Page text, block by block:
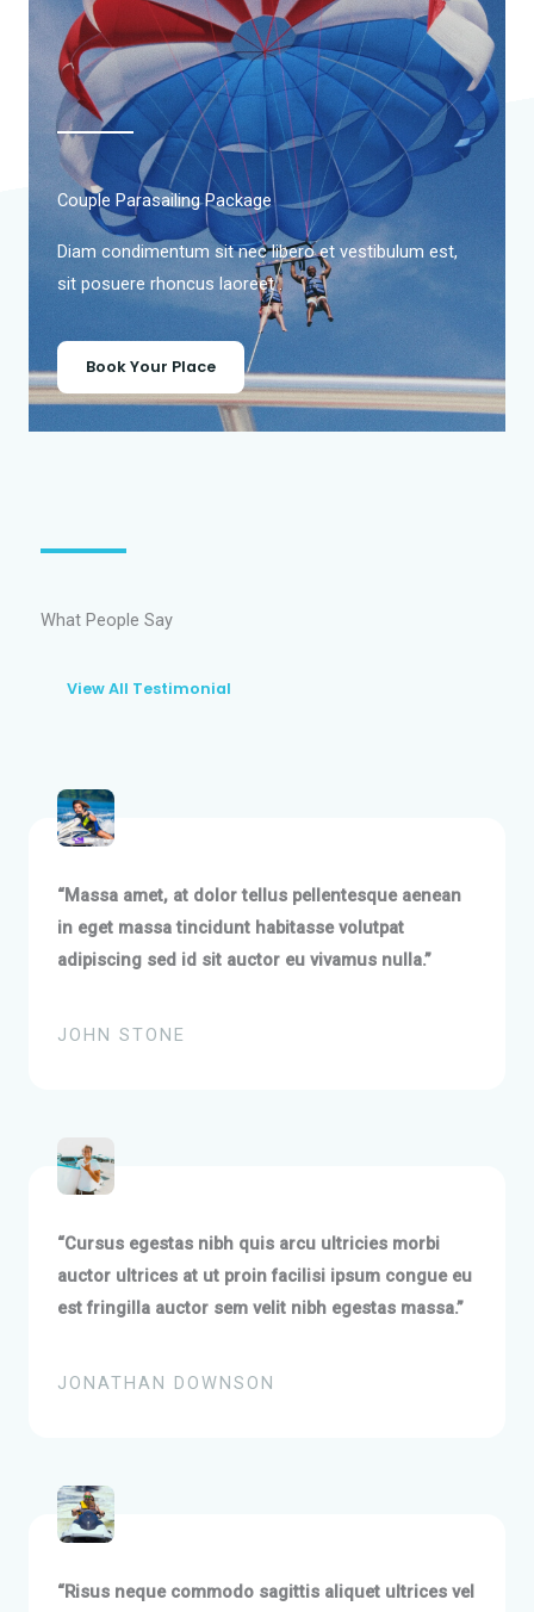
Couple Parasailing Package
Diam condimentum sit nec libero et vestibulum est,
sit posuere rhoncus laoreet .
Book Your Place
What People Say
View All Testimonial
“Massa amet, at dolor tellus pellentesque aenean
in eget massa tincidunt habitasse volutpat
adipiscing sed id sit auctor eu vivamus nulla.”
JOHN STONE
“Cursus egestas nibh quis arcu ultricies morbi
auctor ultrices at ut proin facilisi ipsum congue eu
est fringilla auctor sem velit nibh egestas massa.”
JONATHAN DOWNSON
“Risus neque commodo sagittis aliquet ultrices vel